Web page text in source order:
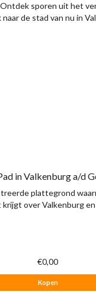
sporen uit het
de stad van nu in
in Valkenburg a/d
plattegrond
over Valkenburg
€0,00
Kopen